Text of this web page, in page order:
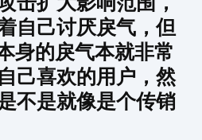
自己讨厌戾气，但
身的戾气本就非常
己喜欢的用户，然
不是就像是个传销